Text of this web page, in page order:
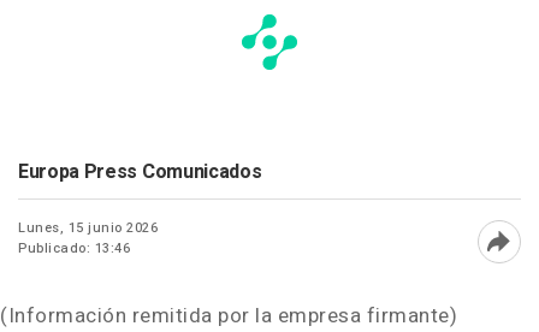
Europa Press Comunicados
Lunes, 15 junio 2026
Publicado: 13:46
(Información remitida por la empresa firmante)